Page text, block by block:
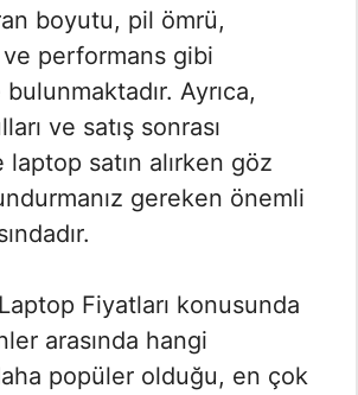
boyutu, pil ömrü,
ve performans gibi
Ayrıca,
ve satış sonrası
satın alırken göz
gereken önemli
Fiyatları konusunda
arasında hangi
popüler olduğu, en çok